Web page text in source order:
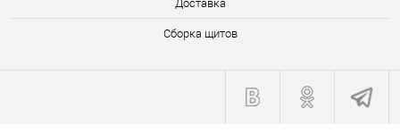
Доставка
Сборка щитов